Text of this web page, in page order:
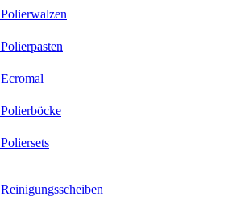
Polierwalzen
Polierpasten
Ecromal
Polierböcke
Poliersets
Reinigungsscheiben